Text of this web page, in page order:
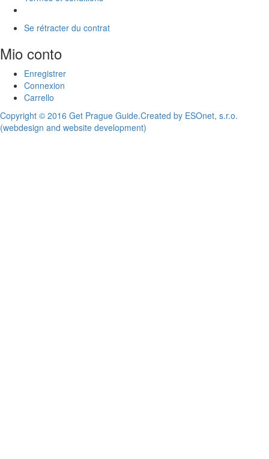
Se rétracter du contrat
Mio conto
Enregistrer
Connexion
Carrello
Copyright © 2016 Get Prague Guide.Created by ESOnet, s.r.o.
(webdesign and website development)